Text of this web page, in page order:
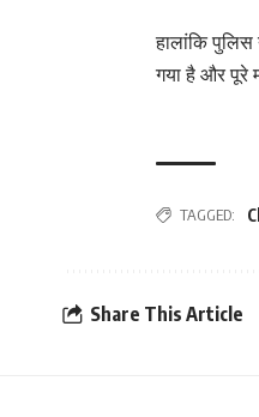
हालांकि
गया है और पूरे
TAGGED:
Share This Article